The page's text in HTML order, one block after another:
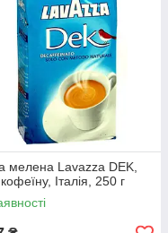
мелена Lavazza DEK,
Італія, 250 г